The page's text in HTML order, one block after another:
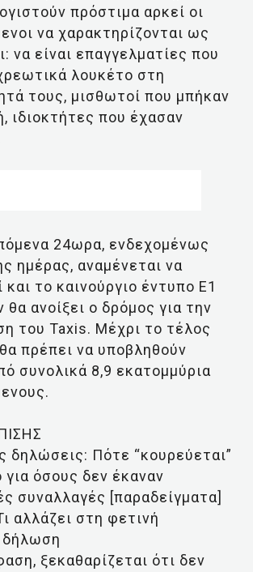
πρόστιμα αρκεί οι
να χαρακτηρίζονται ως
να είναι επαγγελματίες που
λουκέτο στη
τους, μισθωτοί που μπήκαν
ιδιοκτήτες που έχασαν
24ωρα, ενδεχομένως
ημέρας, αναμένεται να
και το καινούργιο έντυπο Ε1
ανοίξει ο δρόμος για την
του Taxis. Μέχρι το τέλος
πρέπει να υποβληθούν
συνολικά 8,9 εκατομμύρια
δηλώσεις: Πότε “κουρεύεται”
για όσους δεν έκαναν
συναλλαγές [παραδείγματα]
αλλάζει στη φετινή
δήλωση
ξεκαθαρίζεται ότι δεν